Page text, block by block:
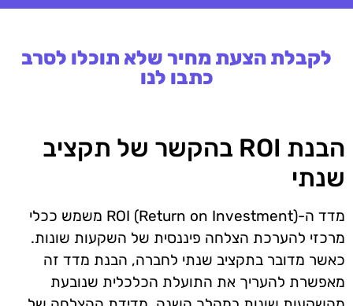
לקבלת הצעת מחיר שלא תוכלו לסרב
כתבו לנו
הבנת ROI בהקשר של תקציב
שנתי
מדד ה-ROI (Return on Investment) משמש ככלי
מרכזי להערכת הצלחה פיננסית של השקעות שונות.
כאשר מדובר בתקציב שנתי לחברה, הבנת מדד זה
מאפשרת להעריך את התועלת הכלכלית שנובעת